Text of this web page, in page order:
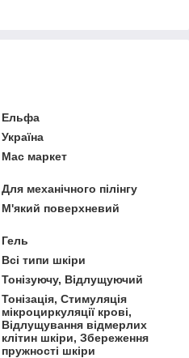
Ельфа
Україна
Мас маркет
Для механічного пілінгу
М'який поверхневий
Гель
Всі типи шкіри
Тонізуючу, Відлущуючий
Тонізація, Стимуляція
мікроциркуляції крові,
Відлущування відмерлих
клітин шкіри, Збереження
пружності шкіри